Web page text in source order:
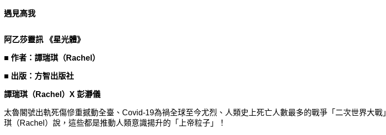
遇見高我
阿乙莎靈訊 《星光體》
■ 作者： 譚瑞琪（Rachel）
■ 出版：方智出版社
譚瑞琪（Rachel）X 彭瀞儀
太魯閣號出軌死傷慘重撼動全臺、Covid-19為禍全球至今尤烈、人類史上死亡人數最多的戰爭「二次世界大
琪（Rachel）說，這些都是推動人類意識揚升的「上帝粒子」！